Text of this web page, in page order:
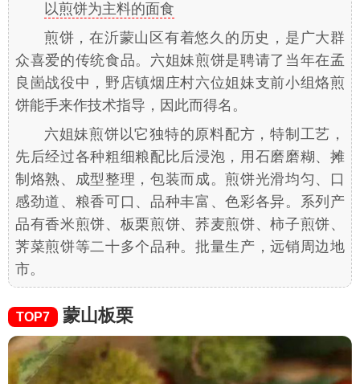
以煎饼为主料的面食
煎饼，在沂蒙山区有着悠久的历史，是广大群
众喜爱的传统食品。六姐妹煎饼是聘请了当年在孟
良崮战役中，野店镇烟庄村六位姐妹支前小组烙煎
饼能手来作技术指导，因此而得名。
六姐妹煎饼以它独特的原料配方，特制工艺，
先后经过各种粗细粮配比后浸泡，用石磨磨糊、摊
制烙熟、成型整理，包装而成。煎饼光滑均匀、口
感劲道、粮香可口、品种丰富、色彩各异。系列产
品有香米煎饼、板栗煎饼、荞麦煎饼、柿子煎饼、
荠菜煎饼等二十多个品种。批量生产，远销周边地
市。
TOP7 蒙山板栗